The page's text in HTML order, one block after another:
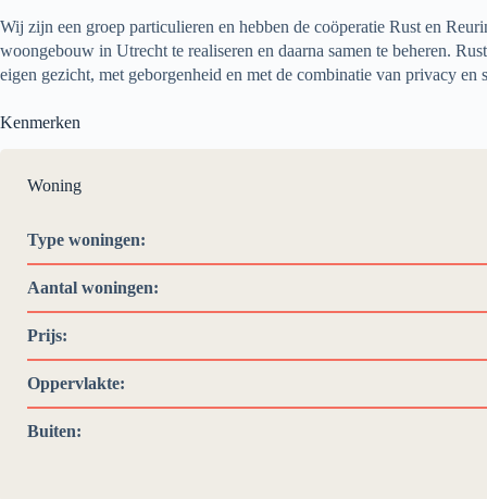
Wij zijn een groep particulieren en hebben de coöperatie Rust en
woongebouw in Utrecht te realiseren en daarna samen te beheren.
eigen gezicht, met geborgenheid en met de combinatie van privacy
Kenmerken
Woning
Type woningen:
Aantal woningen:
Prijs:
Oppervlakte:
Buiten: